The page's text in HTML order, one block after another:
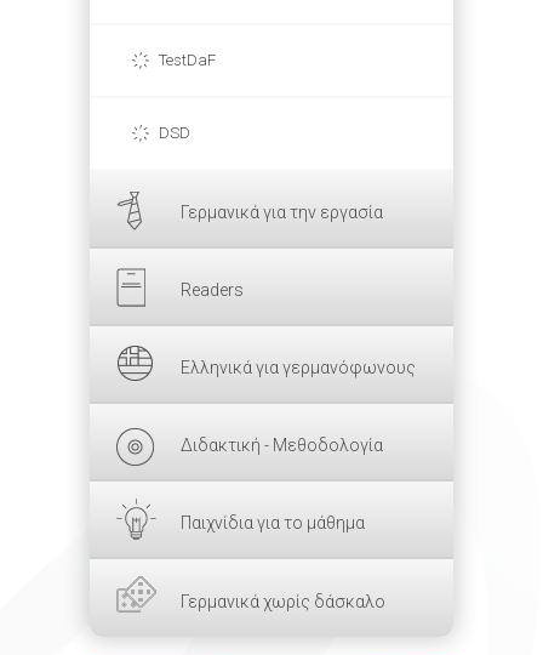
TestDaF
DSD
Γερμανικά για την εργασία
Readers
Ελληνικά για γερμανόφωνους
Διδακτική - Μεθοδολογία
Παιχνίδια για το μάθημα
Γερμανικά χωρίς δάσκαλο